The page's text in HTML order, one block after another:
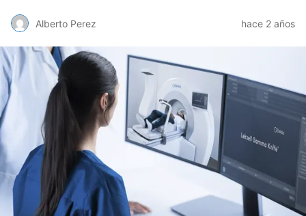
Alberto Perez hace 2 años